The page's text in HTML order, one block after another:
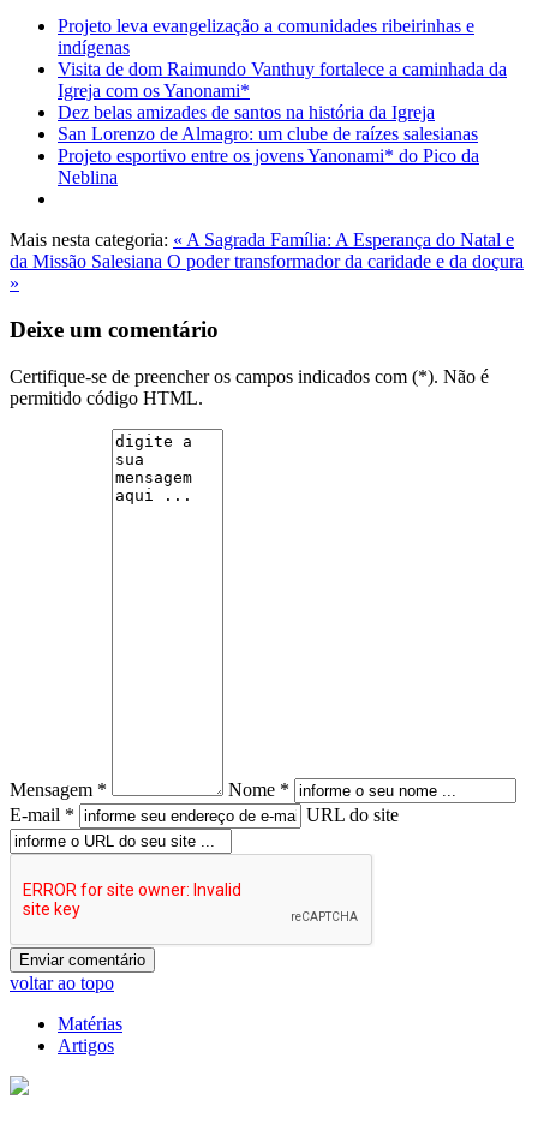
Projeto leva evangelização a comunidades ribeirinhas e
indígenas
Visita de dom Raimundo Vanthuy fortalece a caminhada da
Igreja com os Yanonami*
Dez belas amizades de santos na história da Igreja
San Lorenzo de Almagro: um clube de raízes salesianas
Projeto esportivo entre os jovens Yanonami* do Pico da
Neblina
Mais nesta categoria: « A Sagrada Família: A Esperança do Natal e
da Missão Salesiana O poder transformador da caridade e da doçura
»
Deixe um comentário
Certifique-se de preencher os campos indicados com (*). Não é
permitido código HTML.
Mensagem *
Nome *
E-mail *
URL do site
voltar ao topo
Matérias
Artigos